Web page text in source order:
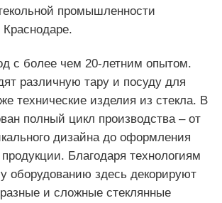
промышленности
с более чем 20-летним опытом.
различную тару и посуду для
технические изделия из стекла. В
полный цикл производства – от
дизайна до оформления
Благодаря технологиям
оборудованию здесь декорируют
и сложные стеклянные